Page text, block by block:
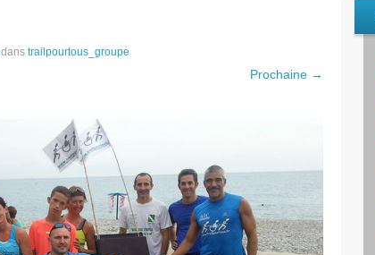
dans trailpourtous_groupe
Prochaine →